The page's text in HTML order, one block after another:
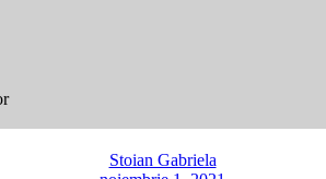
Stoian Gabriela